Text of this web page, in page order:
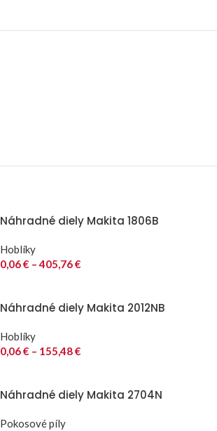
Náhradné diely Makita 1806B
Hoblíky
0,06€ – 405,76€
Náhradné diely Makita 2012NB
Hoblíky
0,06€ – 155,48€
Náhradné diely Makita 2704N
Pokosové píly